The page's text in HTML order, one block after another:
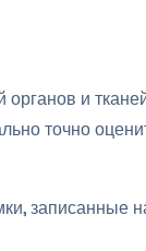
органов и
точно
записанные